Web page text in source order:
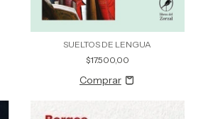
SUELTOS DE LENGUA
$17.500,00